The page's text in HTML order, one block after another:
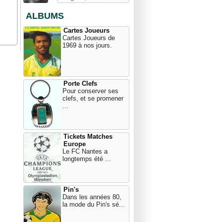
ALBUMS
Cartes Joueurs
Cartes Joueurs de
1969 à nos jours.
Porte Clefs
Pour conserver ses
clefs, et se promener
...
Tickets Matches
Europe
Le FC Nantes a
longtemps été ...
Pin's
Dans les années 80,
la mode du Pin's sé...